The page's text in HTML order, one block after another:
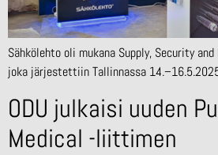
Sähkölehto oli mukana Supply, Security
joka järjestettiin Tallinnassa
ODU julkaisi uuden
Medical -liittimen